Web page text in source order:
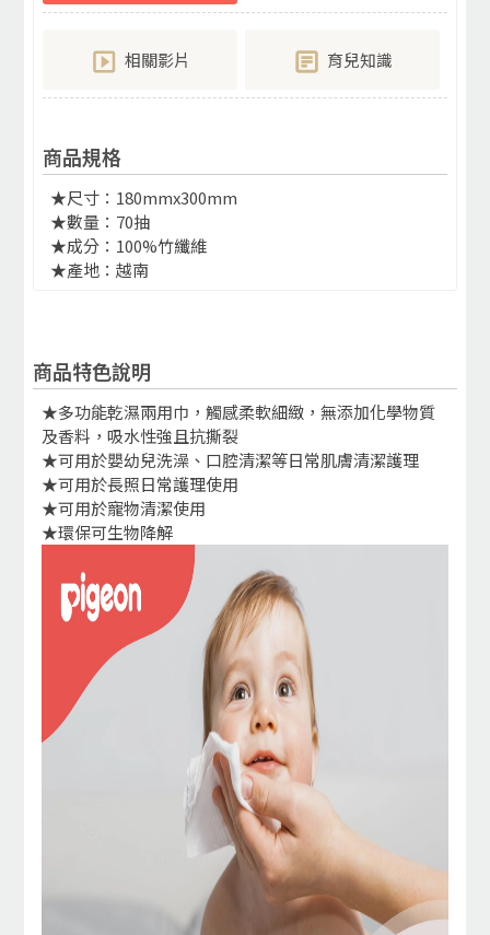
相關影片 育兒知識
商品規格
★尺寸：180mmx300mm
★數量：70抽
★成分：100%竹纖維
★產地：越南
商品特色說明
★多功能乾濕兩用巾，觸感柔軟細緻，無添加化學物質
及香料，吸水性強且抗撕裂
★可用於嬰幼兒洗澡、口腔清潔等日常肌膚清潔護理
★可用於長照日常護理使用
★可用於寵物清潔使用
★環保可生物降解